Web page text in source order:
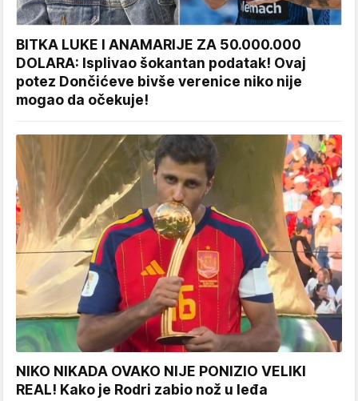
BITKA LUKE I ANAMARIJE ZA 50.000.000
DOLARA: Isplivao šokantan podatak! Ovaj
potez Dončićeve bivše verenice niko nije
mogao da očekuje!
NIKO NIKADA OVAKO NIJE PONIZIO VELIKI
REAL! Kako je Rodri zabio nož u leđa